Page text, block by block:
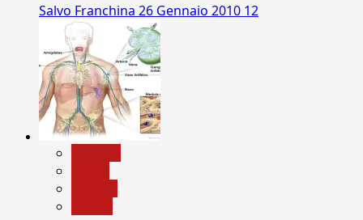
Salvo Franchina 26 Gennaio 2010 12